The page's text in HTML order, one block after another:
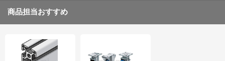
商品担当おすすめ